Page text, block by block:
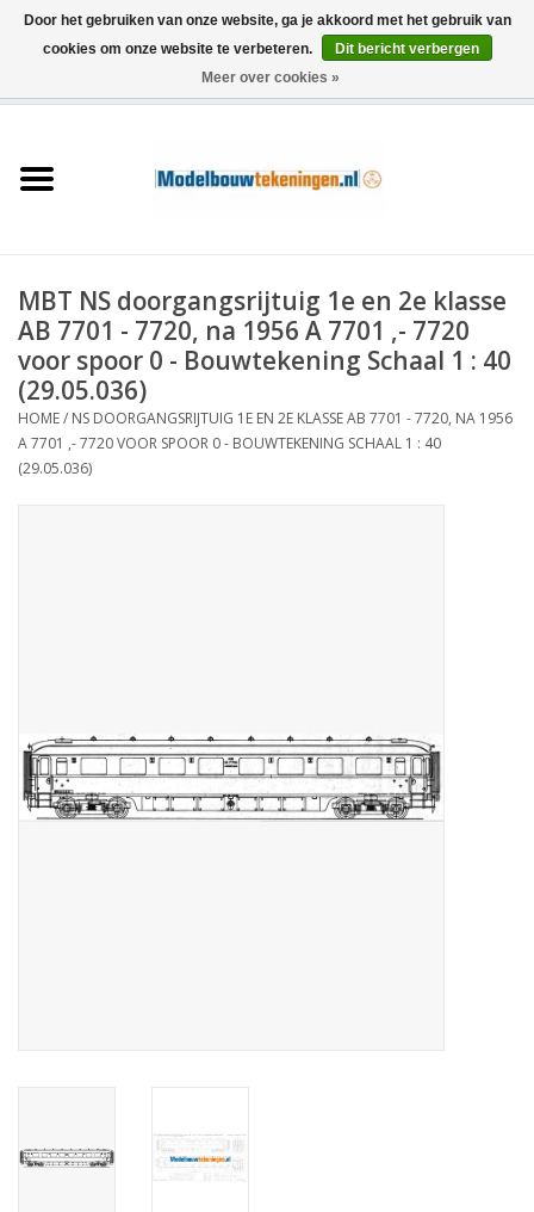
Schepen
Houtbouw
Scenery
Machines
ABONNEMENT DE
MODELBOUWER
MBT NS doorgangsrijtuig 1e en 2e klasse
AB 7701 - 7720, na 1956 A 7701 ,- 7720
voor spoor 0 - Bouwtekening Schaal 1 : 40
(29.05.036)
HOME/ NS DOORGANGSRIJTUIG 1E EN 2E KLASSE AB 7701 - 7720, NA 1956
A 7701 ,- 7720 VOOR SPOOR 0 - BOUWTEKENING SCHAAL 1 : 40
(29.05.036)
Door het gebruiken van onze website, ga je akkoord met het gebruik van
cookies om onze website te verbeteren.
Dit bericht verbergen
Meer over cookies »